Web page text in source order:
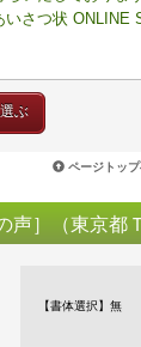
いさつ状 ONLINE
ぶ
ページトップ
］（東京都
【書体選択】無